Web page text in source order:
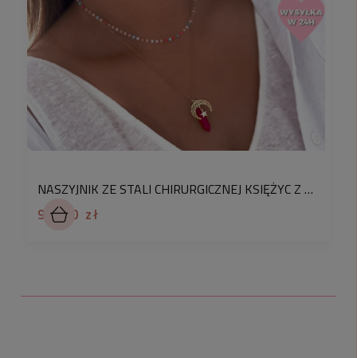
NASZYJNIK ZE STALI CHIRURGICZNEJ KSIĘŻYC Z GWIAZDKĄ KAMIEŃ KWARC BARWIONY RÓŻOWY
94,90 zł